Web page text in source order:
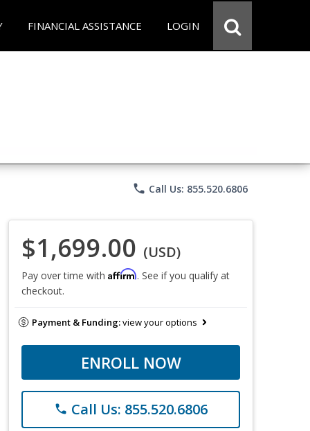
FINANCIAL ASSISTANCE LOGIN
phone Call Us: 855.520.6806
$1,699.00 (USD)
Pay over time with Affirm. See if you qualify at
checkout.
Payment & Funding:view your options
ENROLL NOW
phone Call Us: 855.520.6806